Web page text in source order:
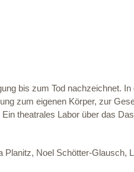
bis zum Tod nachzeichnet.
zum eigenen Körper, zur
theatrales Labor über das
Noel Schötter-Glausch,